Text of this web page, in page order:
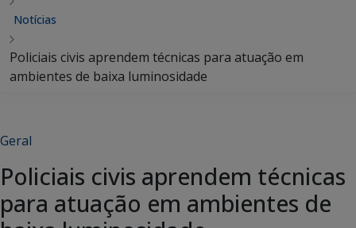
Notícias
Policiais civis aprendem técnicas para atuação em
ambientes de baixa luminosidade
Geral
Policiais civis aprendem técnicas
para atuação em ambientes de